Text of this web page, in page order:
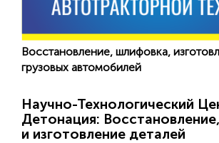
Восстановление, шлифовка,
грузовых автомобилей
Научно-Технологический
Детонация:
и изготовление деталей